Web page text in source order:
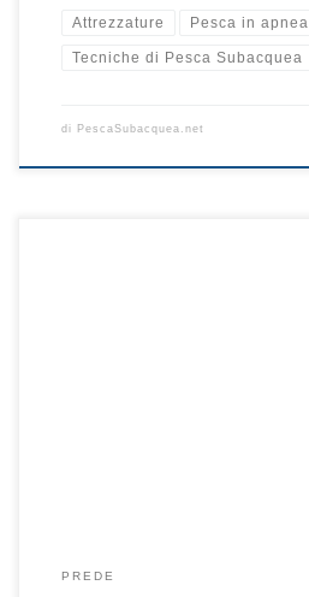
Attrezzature Pesca in apnea
Tecniche di Pesca Subacquea
di PescaSubacquea.net
PREDE